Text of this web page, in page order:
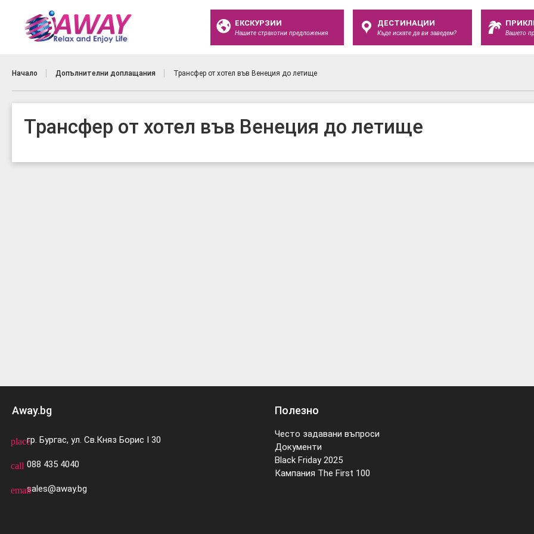
ЕКСКУРЗИИ
Нашите страхотни предложения
ДЕСТИНАЦИИ
Къде искате да ви заведем? Вашето
Начало Допълнителни доплащания Трансфер от хотел във Венеция до летище
Трансфер от хотел във Венеция до летище
Away.bg
placeгр. Бургас, ул. Св.Княз Борис I 30
call 088 435 4040
emailsales@away.bg
Полезно
Често задавани въпроси
Документи
Black Friday 2025
Кампания The First 100